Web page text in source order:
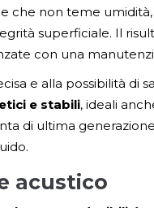
che non teme
superficiale. Il
con una
e alla possibilità di
e stabili, ideali
di ultima
acustico